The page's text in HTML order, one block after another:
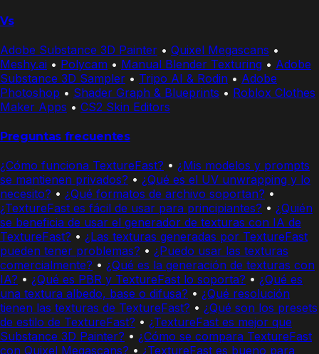
Vs
Adobe Substance 3D Painter • Quixel Megascans •
Meshy.ai • Polycam • Manual Blender Texturing • Adobe
Substance 3D Sampler • Tripo AI & Rodin • Adobe
Photoshop • Shader Graph & Blueprints • Roblox Clothes
Maker Apps • CS2 Skin Editors
Preguntas frecuentes
¿Cómo funciona TextureFast? • ¿Mis modelos y prompts
se mantienen privados? • ¿Qué es el UV unwrapping y lo
necesito? • ¿Qué formatos de archivo soportan? •
¿TextureFast es fácil de usar para principiantes? • ¿Quién
se beneficia de usar el generador de texturas con IA de
TextureFast? • ¿Las texturas generadas por TextureFast
pueden tener problemas? • ¿Puedo usar las texturas
comercialmente? • ¿Qué es la generación de texturas con
IA? • ¿Qué es PBR y TextureFast lo soporta? • ¿Qué es
una textura albedo, base o difusa? • ¿Qué resolución
tienen las texturas de TextureFast? • ¿Qué son los presets
de estilo de TextureFast? • ¿TextureFast es mejor que
Substance 3D Painter? • ¿Cómo se compara TextureFast
con Quixel Megascans? • ¿TextureFast es bueno para